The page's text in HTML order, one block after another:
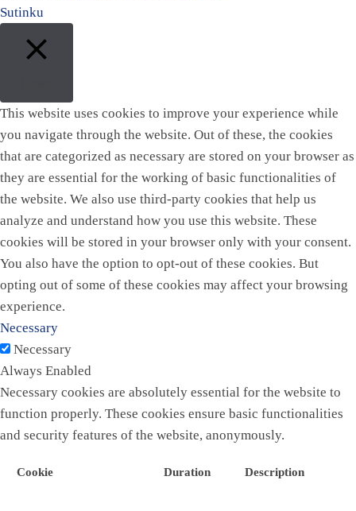
Sutinku
This website uses cookies to improve your experience while
you navigate through the website. Out of these, the cookies
that are categorized as necessary are stored on your browser as
they are essential for the working of basic functionalities of
the website. We also use third-party cookies that help us
analyze and understand how you use this website. These
cookies will be stored in your browser only with your consent.
You also have the option to opt-out of these cookies. But
opting out of some of these cookies may affect your browsing
experience.
Necessary
Necessary
Always Enabled
Necessary cookies are absolutely essential for the website to
function properly. These cookies ensure basic functionalities
and security features of the website, anonymously.
Cookie Duration Description